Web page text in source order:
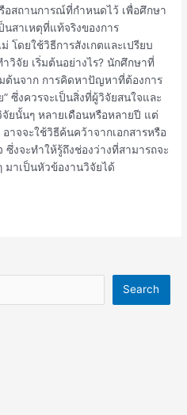
อสถานการณ์ที่กำหนดไว้ เพื่อศึกษา
นสาเหตุที่แท้จริงของการ
โดยใช้วิธีการสังเกตและเปรียบ
วิจัย เริ่มต้นอย่างไร? นักศึกษาที่
ต้นจาก การคิดหาปัญหาที่ต้องการ
ซึ่งควรจะเป็นสิ่งที่ผู้วิจัยสนใจและ
ยนั้นๆ หลายเดือนหรือหลายปี แต่
าจจะใช้วิธีค้นคว้าจากเอกสารหรือ
ซึ่งจะทำให้รู้ถึงช่องว่างที่สามารถจะ
มาเป็นหัวข้องานวิจัยได้
Search